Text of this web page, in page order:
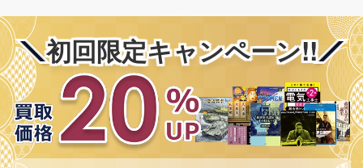
初回限定キャンペーン!!